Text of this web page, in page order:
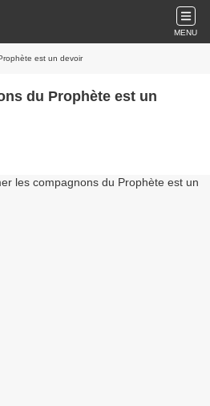
MENU
est un devoir
du Prophète est un